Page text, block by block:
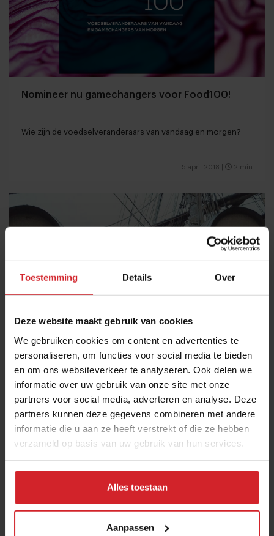
Toestemming Details Over
Deze website maakt gebruik van cookies
We gebruiken cookies om content en advertenties te
personaliseren, om functies voor social media te bieden
en om ons websiteverkeer te analyseren. Ook delen we
informatie over uw gebruik van onze site met onze
partners voor social media, adverteren en analyse. Deze
partners kunnen deze gegevens combineren met andere
informatie die u aan ze heeft verstrekt of die ze hebben
verzameld op basis van uw gebruik van hun services.
Alles toestaan
Aanpassen
Nomineer nu gamechangers voor Food100!
Wie zijn de voedselveranderaars van vandaag en morgen?
5 april 2018 2 min
Instap-whisky
Indie brand Stad&Vat experimenteert met whiskycocktails
4 april 2018 | 2 min